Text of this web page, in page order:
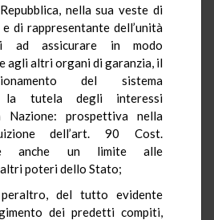
nella sua veste di
di rappresentante dell’unità
ad assicurare in modo
agli altri organi di garanzia, il
del sistema
la tutela degli interessi
Nazione: prospettiva nella
dell’art. 90 Cost.
anche un limite alle
poteri dello Stato;
peraltro, del tutto evidente
dei predetti compiti,